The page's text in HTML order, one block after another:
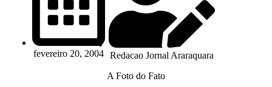
fevereiro 20, 2004 Redacao Jornal Araraquara
A Foto do Fato